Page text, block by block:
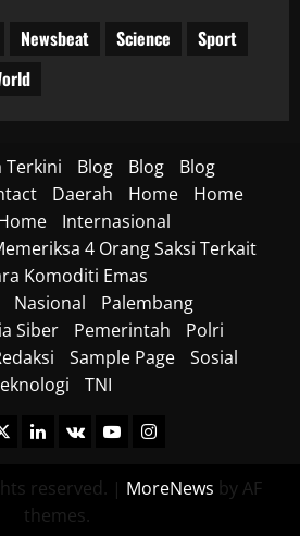
Newsbeat Science
Sport
Terkini Blog Blog
Blog
Daerah Home
Home
Internasional
4 Orang Saksi Terkait
Komoditi Emas
Nasional
Palembang
Siber
Pemerintah
Polri
Sample Page
Sosial
TNI
Linkedin
VK YoutubeInstagram
reserved. | MoreNews by AF
themes.